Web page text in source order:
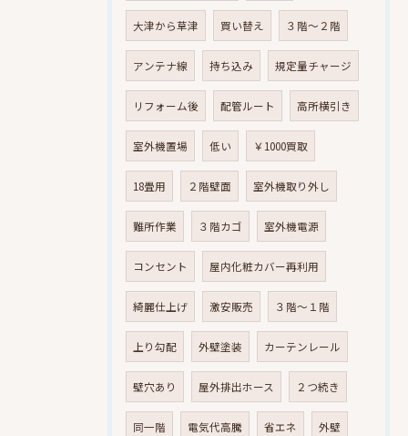
大津から草津 買い替え ３階～２階
アンテナ線 持ち込み 規定量チャージ
リフォーム後 配管ルート 高所横引き
室外機置場 低い ￥1000買取
18畳用 ２階壁面 室外機取り外し
難所作業 ３階カゴ 室外機電源
コンセント 屋内化粧カバー再利用
綺麗仕上げ 激安販売 ３階～１階
上り勾配 外壁塗装 カーテンレール
壁穴あり 屋外排出ホース ２つ続き
同一階 電気代高騰 省エネ 外壁